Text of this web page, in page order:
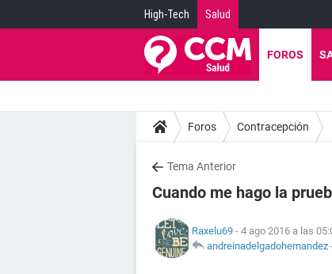
High-Tech Salud
FOROS
Foros Contracepción
Tema Anterior
Cuando me hago la
Raxelu69 - 4 ago 2016 a las
andreinadelgadohernandez